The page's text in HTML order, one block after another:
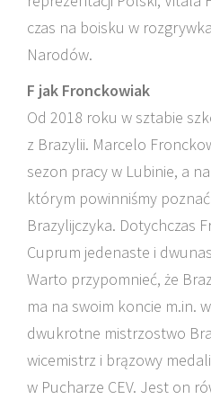
czas na boisku w
Narodów.
F jak Fronckowiak
Od 2018 roku w sztabie
z Brazylii. Marcelo
sezon pracy w Lubinie, a
którym powinniśmy
Brazylijczyka. Dotychczas
Cuprum jedenaste i
Warto przypomnieć, że
ma na swoim koncie m.in.
dwukrotne mistrzostwo
wicemistrz i brązowy
w Pucharze CEV. Jest on